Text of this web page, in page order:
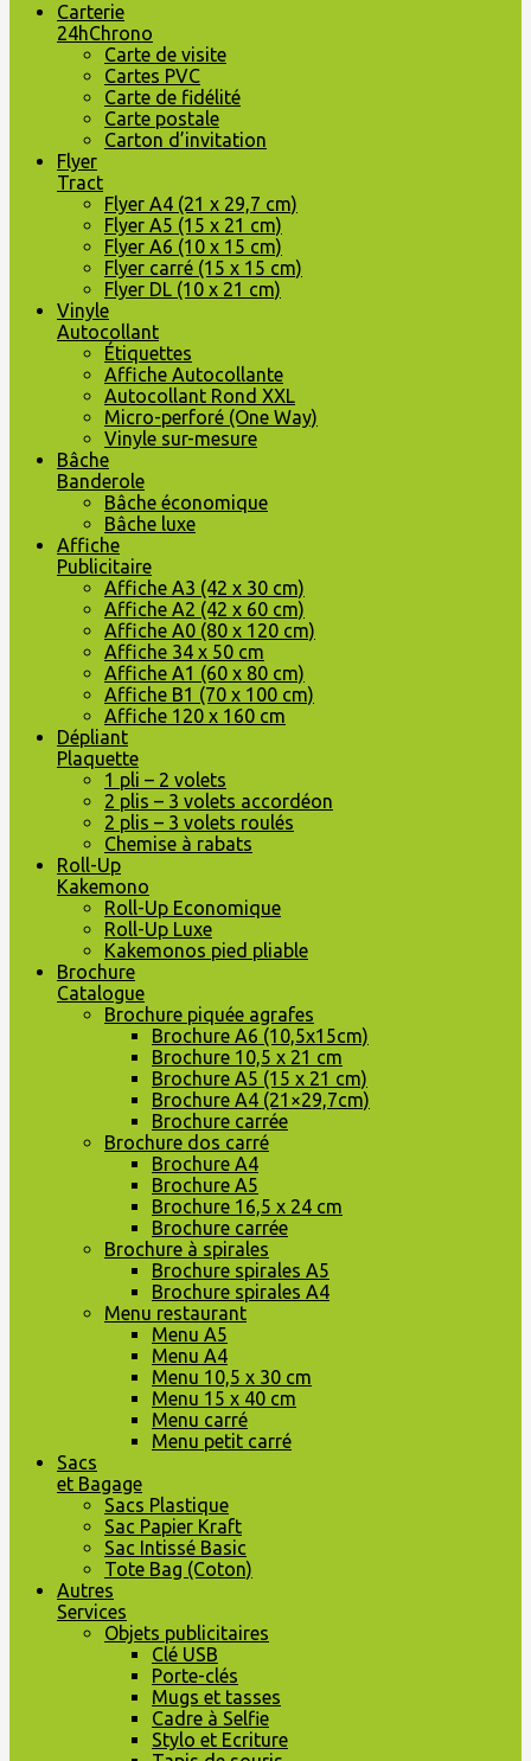
Carterie
24hChrono
Carte de visite
Cartes PVC
Carte de fidélité
Carte postale
Carton d’invitation
Flyer
Tract
Flyer A4 (21 x 29,7 cm)
Flyer A5 (15 x 21 cm)
Flyer A6 (10 x 15 cm)
Flyer carré (15 x 15 cm)
Flyer DL (10 x 21 cm)
Vinyle
Autocollant
Étiquettes
Affiche Autocollante
Autocollant Rond XXL
Micro-perforé (One Way)
Vinyle sur-mesure
Bâche
Banderole
Bâche économique
Bâche luxe
Affiche
Publicitaire
Affiche A3 (42 x 30 cm)
Affiche A2 (42 x 60 cm)
Affiche A0 (80 x 120 cm)
Affiche 34 x 50 cm
Affiche A1 (60 x 80 cm)
Affiche B1 (70 x 100 cm)
Affiche 120 x 160 cm
Dépliant
Plaquette
1 pli – 2 volets
2 plis – 3 volets accordéon
2 plis – 3 volets roulés
Chemise à rabats
Roll-Up
Kakemono
Roll-Up Economique
Roll-Up Luxe
Kakemonos pied pliable
Brochure
Catalogue
Brochure piquée agrafes
Brochure A6 (10,5x15cm)
Brochure 10,5 x 21 cm
Brochure A5 (15 x 21 cm)
Brochure A4 (21×29,7cm)
Brochure carrée
Brochure dos carré
Brochure A4
Brochure A5
Brochure 16,5 x 24 cm
Brochure carrée
Brochure à spirales
Brochure spirales A5
Brochure spirales A4
Menu restaurant
Menu A5
Menu A4
Menu 10,5 x 30 cm
Menu 15 x 40 cm
Menu carré
Menu petit carré
Sacs
et Bagage
Sacs Plastique
Sac Papier Kraft
Sac Intissé Basic
Tote Bag (Coton)
Autres
Services
Objets publicitaires
Clé USB
Porte-clés
Mugs et tasses
Cadre à Selfie
Stylo et Ecriture